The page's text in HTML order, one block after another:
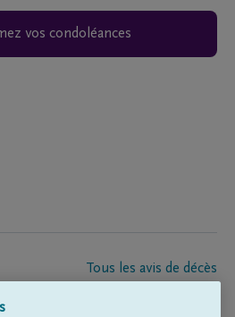
vos condoléances
Tous les avis de décès
de pompes funèbres